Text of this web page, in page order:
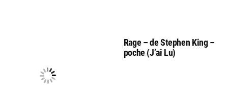
Rage – de Stephen King –
poche (J’ai Lu)